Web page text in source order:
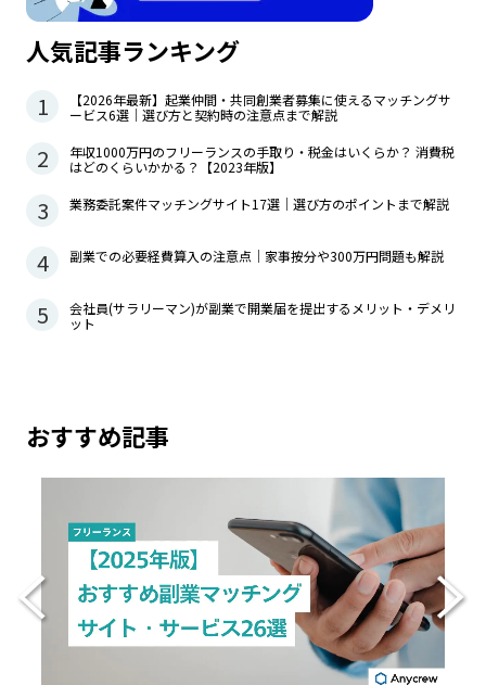
人気記事ランキング
1
【2026年最新】起業仲間・共同創業者募集に使えるマッチングサ
ービス6選｜選び方と契約時の注意点まで解説
2
年収1000万円のフリーランスの手取り・税金はいくらか？ 消費税
はどのくらいかかる？【2023年版】
3 業務委託案件マッチングサイト17選｜選び方のポイントまで解説
4 副業での必要経費算入の注意点｜家事按分や300万円問題も解説
5
会社員(サラリーマン)が副業で開業届を提出するメリット・デメリ
ット
おすすめ記事